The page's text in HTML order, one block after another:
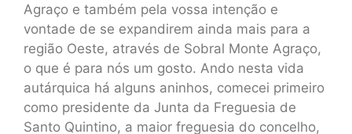
Agraço e também pela vossa intenção e
vontade de se expandirem ainda mais para a
região Oeste, através de Sobral Monte Agraço,
o que é para nós um gosto. Ando nesta vida
autárquica há alguns aninhos, comecei primeiro
como presidente da Junta da Freguesia de
Santo Quintino, a maior freguesia do concelho,